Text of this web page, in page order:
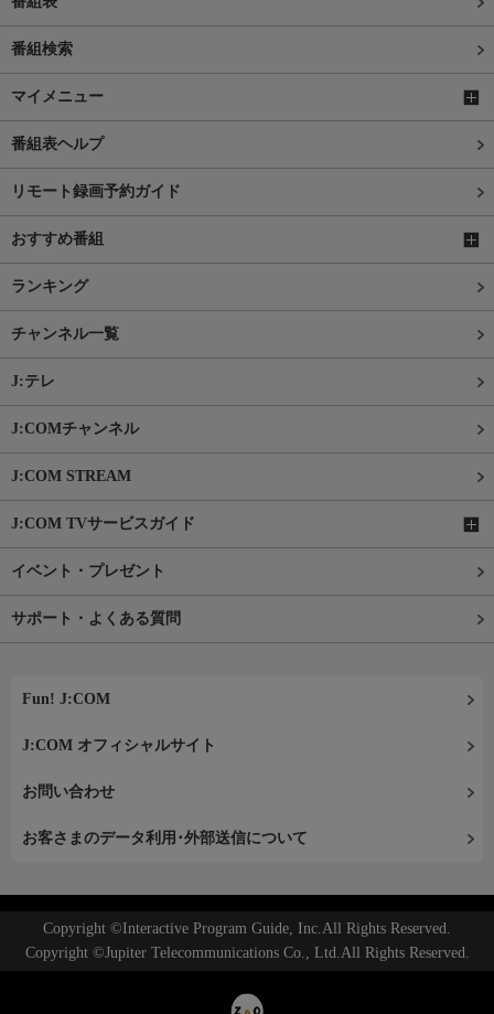
番組検索
マイメニュー
番組表ヘルプ
リモート録画予約ガイド
おすすめ番組
ランキング
チャンネル一覧
J:テレ
J:COMチャンネル
J:COM STREAM
J:COM TVサービスガイド
イベント・プレゼント
サポート・よくある質問
Fun! J:COM
J:COM オフィシャルサイト
お問い合わせ
お客さまのデータ利用･外部送信について
Copyright ©Interactive Program Guide, Inc.All Rights Reserved.
Copyright ©Jupiter Telecommunications Co., Ltd.All Rights Reserved.